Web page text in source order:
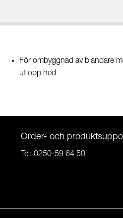
För ombyggnad av blandare
utlopp ned
Order- och
Tel: 0250-59 64 50